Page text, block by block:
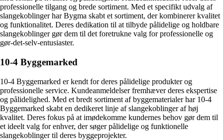
professionelle tilgang og brede sortiment. Med et specifikt udvalg af
slangekoblinger har Bygma skabt et sortiment, der kombinerer kvalitet
og funktionalitet. Deres dedikation til at tilbyde pålidelige og holdbare
slangekoblinger gør dem til det foretrukne valg for professionelle og
gør-det-selv-entusiaster.
10-4 Byggemarked
10-4 Byggemarked er kendt for deres pålidelige produkter og
professionelle service. Kundeanmeldelser fremhæver deres ekspertise
og pålidelighed. Med et bredt sortiment af byggematerialer har 10-4
Byggemarked skabt en dedikeret linje af slangekoblinger af høj
kvalitet. Deres fokus på at imødekomme kundernes behov gør dem til
et ideelt valg for enhver, der søger pålidelige og funktionelle
slangekoblinger til deres byggeprojekter.